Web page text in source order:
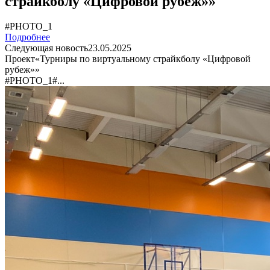
#PHOTO_1
Подробнее
Следующая новость23.05.2025
Проект«Турниры по виртуальному страйкболу «Цифровой
рубеж»»
#PHOTO_1#...